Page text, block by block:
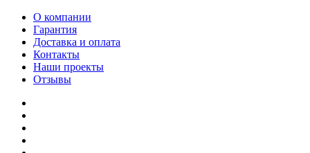
О компании
Гарантия
Доставка и оплата
Контакты
Наши проекты
Отзывы